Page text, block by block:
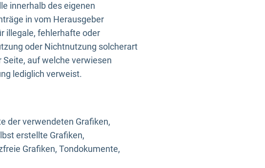
innerhalb des eigenen
in vom Herausgeber
illegale, fehlerhafte oder
oder Nichtnutzung solcherart
auf welche verwiesen
lediglich verweist.
der verwendeten Grafiken,
erstellte Grafiken,
Grafiken, Tondokumente,